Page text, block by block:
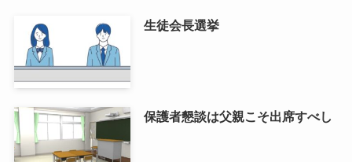
生徒会長選挙
保護者懇談は父親こそ出席すべし